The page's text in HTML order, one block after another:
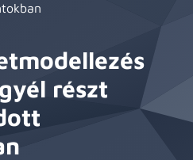
részt